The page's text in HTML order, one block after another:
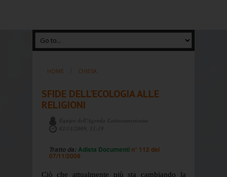
HOME CHIESA
SFIDE DELL’ECOLOGIA ALLE
RELIGIONI
Tratto da: Adista Documentin° 112 del
07/11/2009
Ciò che attualmente più sta cambiando la